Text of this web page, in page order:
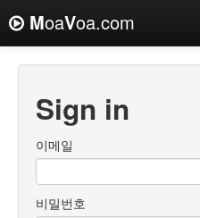
MoaVoa.com
Sign in
이메일
비밀번호